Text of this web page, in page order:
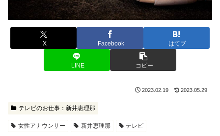
X Facebook はてブ
LINE コピー
2023.02.19 2023.05.29
テレビのお仕事：新井恵理那
女性アナウンサー 新井恵理那 テレビ